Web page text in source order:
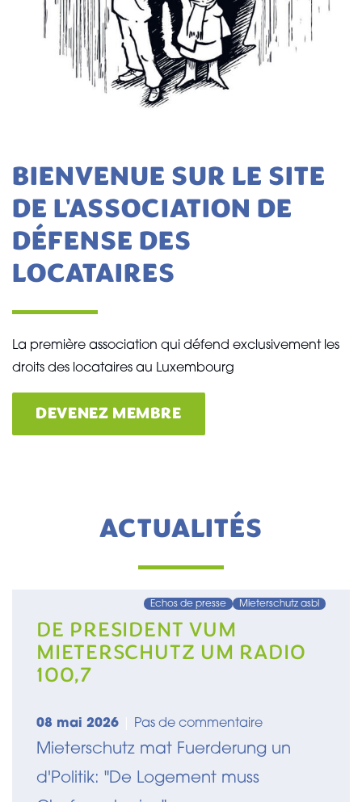
BIENVENUE SUR LE SITE
DE L'ASSOCIATION DE
DÉFENSE DES
LOCATAIRES
La première association qui défend exclusivement les
droits des locataires au Luxembourg
DEVENEZ MEMBRE
ACTUALITÉS
Echos de presse Mieterschutz asbl
DE PRESIDENT VUM
MIETERSCHUTZ UM RADIO
100,7
08 mai 2026 Pas de commentaire
Mieterschutz mat Fuerderung un
d'Politik: "De Logement muss